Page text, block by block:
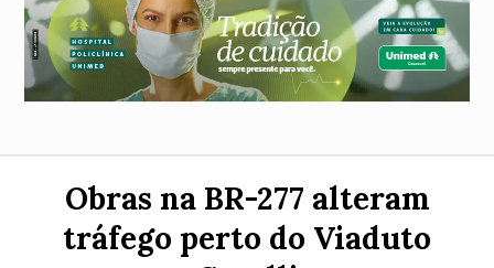
Obras na BR-277 alteram
tráfego perto do Viaduto